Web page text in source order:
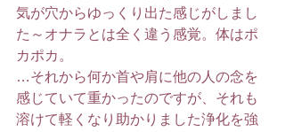
気が穴からゆっくり出た感じがしまし
た～オナラとは全く違う感覚。体はポ
カポカ。
…それから何か首や肩に他の人の念を
感じていて重かったのですが、それも
溶けて軽くなり助かりました浄化を強